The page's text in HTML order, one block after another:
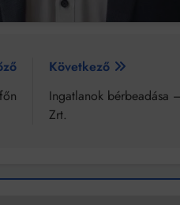
Következő
Ingatlanok bérbeadása
Zrt.